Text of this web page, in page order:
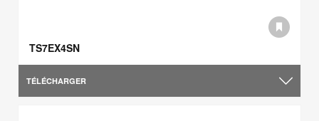
TS7EX4SN
TÉLÉCHARGER